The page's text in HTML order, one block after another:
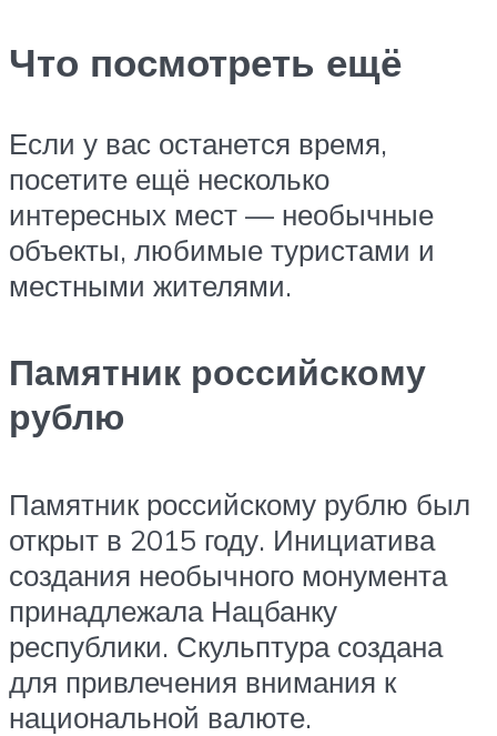
Что посмотреть ещё
Если у вас останется время,
посетите ещё несколько
интересных мест — необычные
объекты, любимые туристами и
местными жителями.
Памятник российскому
рублю
Памятник российскому рублю был
открыт в 2015 году. Инициатива
создания необычного монумента
принадлежала Нацбанку
республики. Скульптура создана
для привлечения внимания к
национальной валюте.